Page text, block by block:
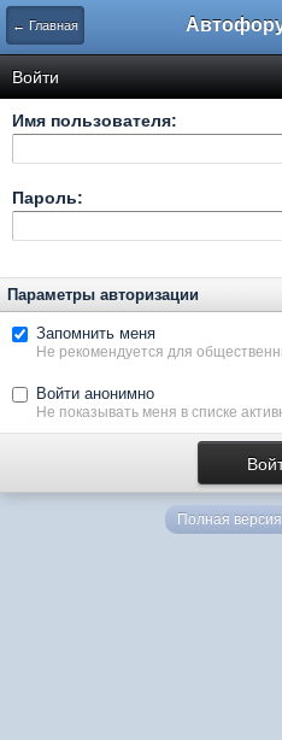
← Главная
Войти
Имя пользователя:
Пароль:
Параметры авторизации
Запомнить меня
Не рекомендуется для
Войти анонимно
Не показывать меня в списке
Полная версия